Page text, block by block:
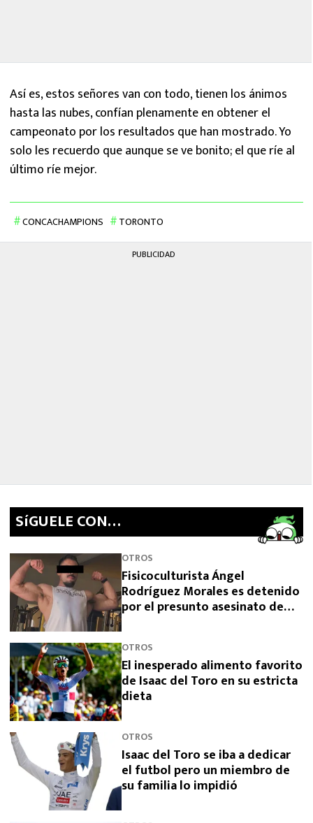
Así es, estos señores van con todo, tienen los ánimos
hasta las nubes, confían plenamente en obtener el
campeonato por los resultados que han mostrado. Yo
solo les recuerdo que aunque se ve bonito; el que ríe al
último ríe mejor.
CONCACHAMPIONS TORONTO
PUBLICIDAD
SíGUELE CON…
OTROS
Fisicoculturista Ángel
Rodríguez Morales es detenido
por el presunto asesinato de
OTROS
El inesperado alimento favorito
de Isaac del Toro en su estricta
dieta
OTROS
Isaac del Toro se iba a dedicar
el futbol pero un miembro de
su familia lo impidió